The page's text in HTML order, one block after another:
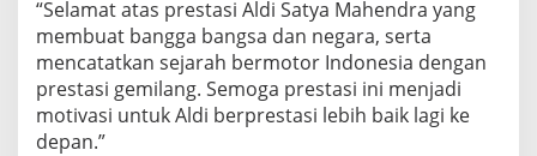
P
3
0
0
“Selamat atas prestasi Aldi Satya Mahendra yang
membuat bangga bangsa dan negara, serta
mencatatkan sejarah bermotor Indonesia dengan
prestasi gemilang. Semoga prestasi ini menjadi
motivasi untuk Aldi berprestasi lebih baik lagi ke
depan.”